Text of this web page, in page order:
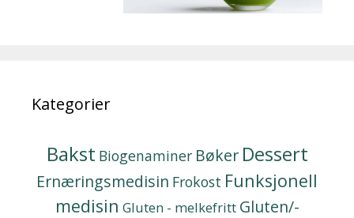
Kategorier
Bakst Biogenaminer Bøker Dessert
Ernæringsmedisin Frokost Funksjonell
medisin Gluten - melkefritt Gluten/-